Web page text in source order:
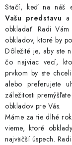
PRAKTICKÉ RADY
PREČO KÚPIŤ U
Obchodné
Stačí, keď na náš
Vašu predstavu a
obkladať. Radi
obkladov, ktoré by
Dôležité je, aby ste
čo najviac vecí,
prvkom by ste
alebo preferujete
záležitosti
obkladov pre Vás.
Máme za tie dlhé
vieme, ktoré
najväčší úspech.